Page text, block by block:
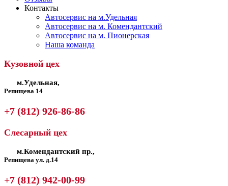
Контакты
Автосервис на м.Удельная
Автосервис на м. Комендантский
Автосервис на м. Пионерская
Наша команда
Кузовной цех
м.Удельная,
Репищева 14
+7 (812) 926-86-86
Слесарный цех
м.Комендантский пр.,
Репищева ул. д.14
+7 (812) 942-00-99